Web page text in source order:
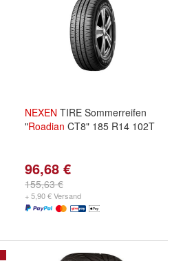
NEXEN TIRE Sommerreifen
"Roadian CT8" 185 R14 102T
96,68 €
155,63 €
+ 5,90 € Versand